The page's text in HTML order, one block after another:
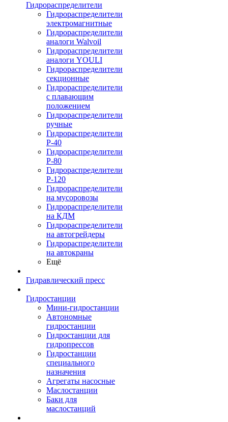
Гидрораспределители
Гидрораспределители
электромагнитные
Гидрораспределители
аналоги Walvoil
Гидрораспределители
аналоги YOULI
Гидрораспределители
секционные
Гидрораспределители
с плавающим
положением
Гидрораспределители
ручные
Гидрораспределители
Р-40
Гидрораспределители
Р-80
Гидрораспределители
Р-120
Гидрораспределители
на мусоровозы
Гидрораспределители
на КДМ
Гидрораспределители
на автогрейдеры
Гидрораспределители
на автокраны
Ещё
Гидравлический пресс
Гидростанции
Мини-гидростанции
Автономные
гидростанции
Гидростанции для
гидропрессов
Гидростанции
специального
назначения
Агрегаты насосные
Маслостанции
Баки для
маслостанций